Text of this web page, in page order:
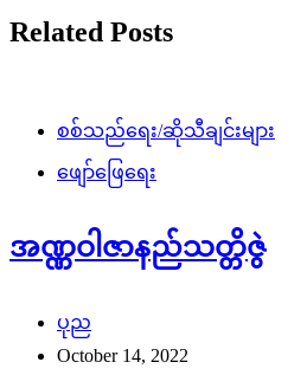
Related Posts
စစ်သည်ရေး/ဆိုသီချင်းများ
ဖျော်ဖြေရေး
အဏ္ဏဝါဇာနည်သတ္တိဇွဲ
ပုည
October 14, 2022